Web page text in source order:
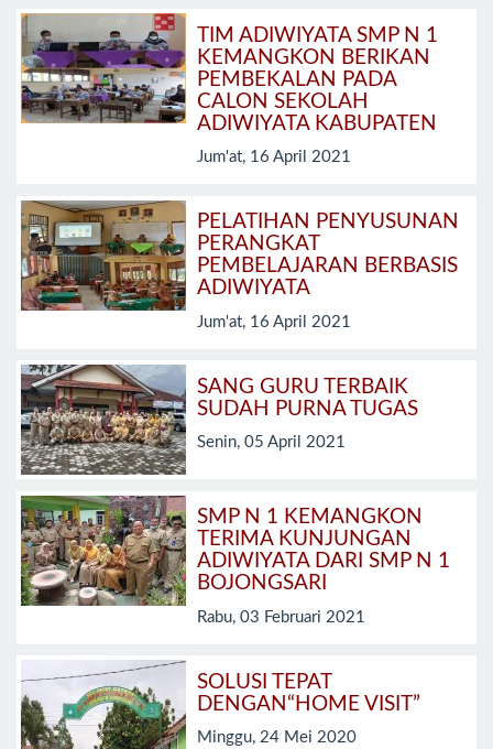
TIM ADIWIYATA SMP N 1
KEMANGKON BERIKAN
PEMBEKALAN PADA
CALON SEKOLAH
ADIWIYATA KABUPATEN
Jum'at, 16 April 2021
PELATIHAN PENYUSUNAN
PERANGKAT
PEMBELAJARAN BERBASIS
ADIWIYATA
Jum'at, 16 April 2021
SANG GURU TERBAIK
SUDAH PURNA TUGAS
Senin, 05 April 2021
SMP N 1 KEMANGKON
TERIMA KUNJUNGAN
ADIWIYATA DARI SMP N 1
BOJONGSARI
Rabu, 03 Februari 2021
SOLUSI TEPAT
DENGAN“HOME VISIT”
Minggu, 24 Mei 2020